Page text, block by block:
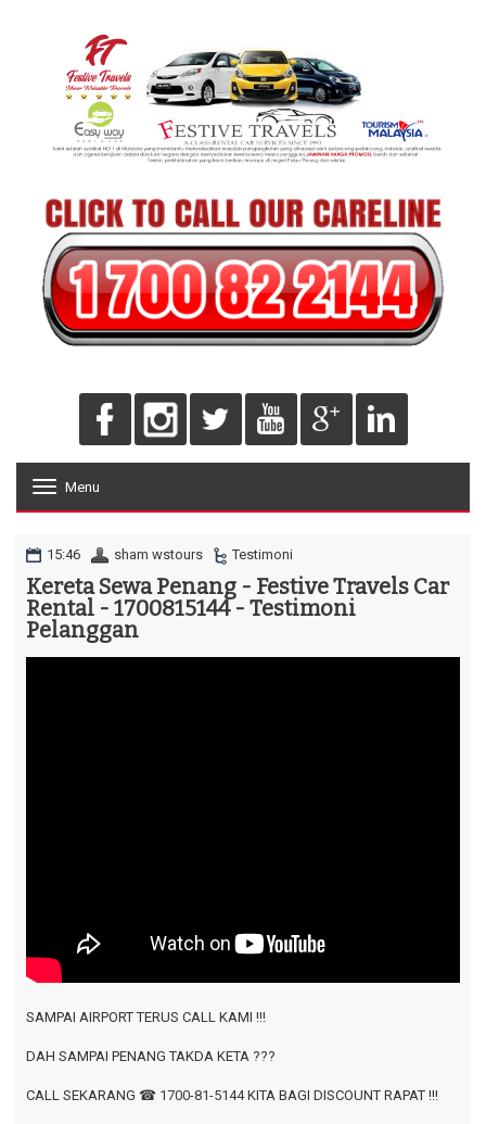
o
e
n
Menu
15:46 sham wstours Testimoni
Kereta Sewa Penang - Festive Travels Car
Rental - 1700815144 - Testimoni
Pelanggan
SAMPAI AIRPORT TERUS CALL KAMI !!!
DAH SAMPAI PENANG TAKDA KETA ???
CALL SEKARANG ☎ 1700-81-5144KITA BAGI DISCOUNT RAPAT !!!